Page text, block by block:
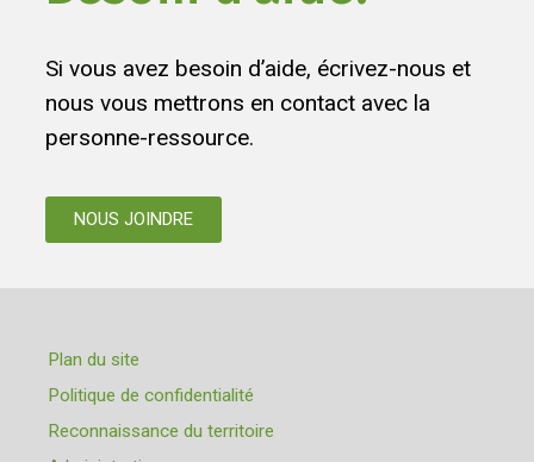
Si vous avez besoin d’aide, écrivez-nous et
nous vous mettrons en contact avec la
personne-ressource.
NOUS JOINDRE
Plan du site
Politique de confidentialité
Reconnaissance du territoire